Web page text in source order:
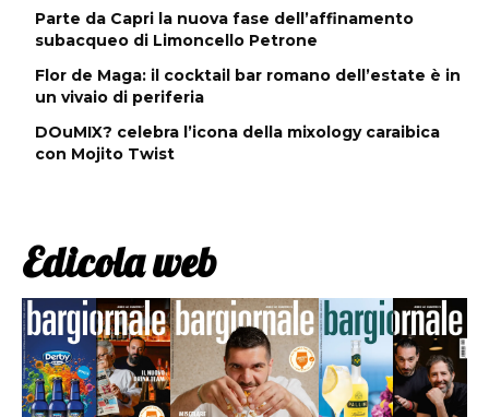
Parte da Capri la nuova fase dell’affinamento
subacqueo di Limoncello Petrone
Flor de Maga: il cocktail bar romano dell’estate è in
un vivaio di periferia
DOuMIX? celebra l’icona della mixology caraibica
con Mojito Twist
Edicola web